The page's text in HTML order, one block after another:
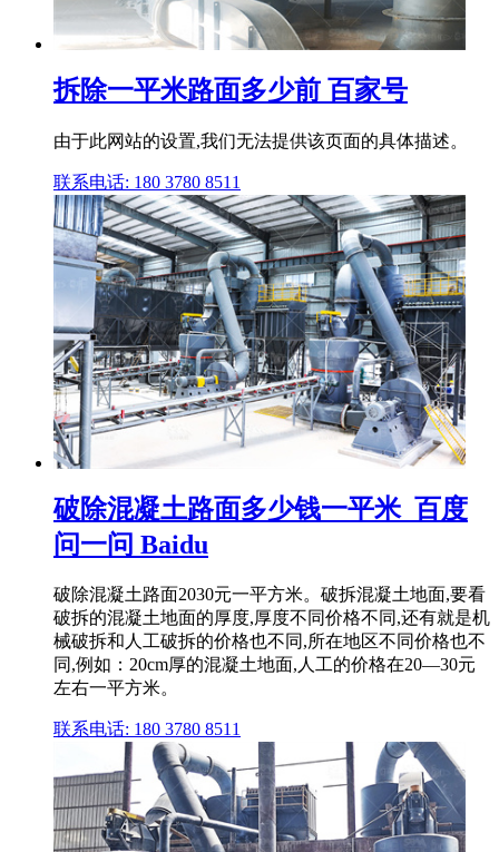
拆除一平米路面多少前 百家号
由于此网站的设置,我们无法提供该页面的具体描述。
联系电话: 180 3780 8511
破除混凝土路面多少钱一平米_百度
问一问 Baidu
破除混凝土路面2030元一平方米。破拆混凝土地面,要看
破拆的混凝土地面的厚度,厚度不同价格不同,还有就是机
械破拆和人工破拆的价格也不同,所在地区不同价格也不
同,例如：20cm厚的混凝土地面,人工的价格在20—30元
左右一平方米。
联系电话: 180 3780 8511